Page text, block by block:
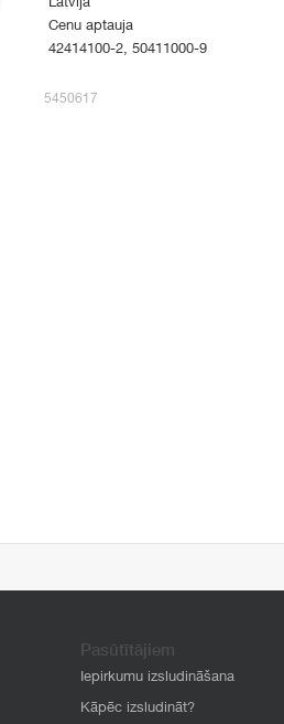
Latvija
Cenu aptauja
42414100-2, 50411000-9
5450617
Pasūtītājiem
Iepirkumu izsludināšana
Kāpēc izsludināt?